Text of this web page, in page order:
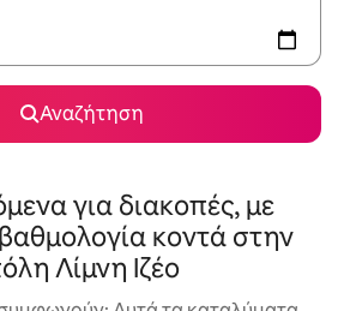
Αναζήτηση
για διακοπές, με
κοντά στην
Λίμνη Ιζέο